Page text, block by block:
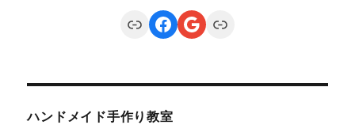
LinkFacebook
Google
Link
ハンドメイド手作り教室